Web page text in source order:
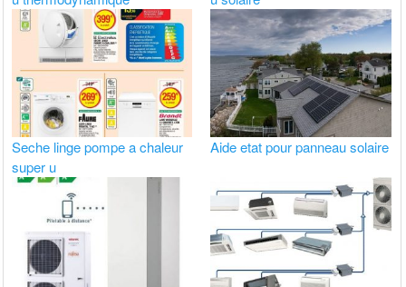
Seche linge pompe a chaleur
super u
Aide etat pour panneau solaire